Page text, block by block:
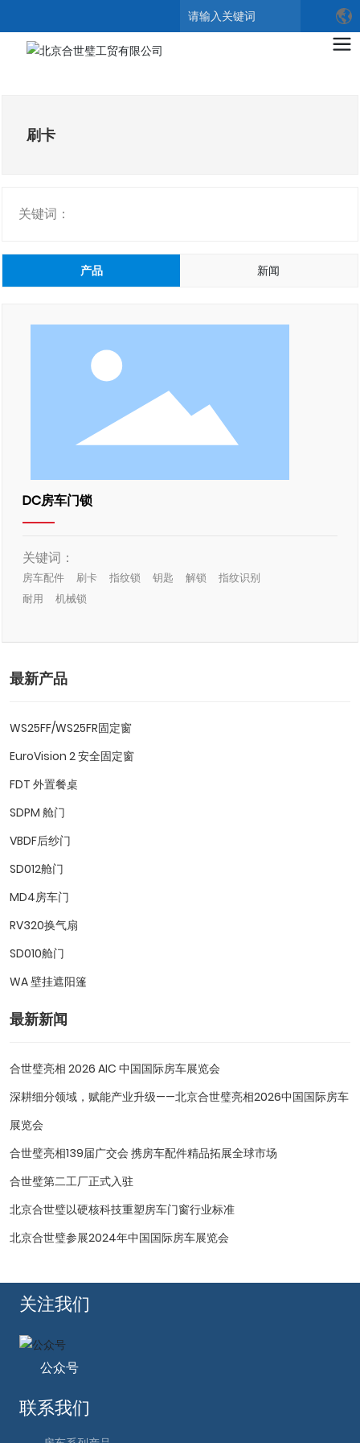
搜索
刷卡
关键词：
产品 新闻
DC房车门锁
关键词：
房车配件 刷卡 指纹锁 钥匙 解锁
指纹识别
耐用
机械锁
最新产品
WS25FF/WS25FR固定窗
EuroVision 2 安全固定窗
FDT 外置餐桌
SDPM 舱门
VBDF后纱门
SD012舱门
MD4房车门
RV320换气扇
SD010舱门
WA 壁挂遮阳篷
最新新闻
合世璧亮相 2026 AIC 中国国际房车展览会
深耕细分领域，赋能产业升级——北京合世璧亮相2026中国国际房车
展览会
合世璧亮相139届广交会 携房车配件精品拓展全球市场
合世璧第二工厂正式入驻
北京合世璧以硬核科技重塑房车门窗行业标准
北京合世璧参展2024年中国国际房车展览会
联系我们
关注我们
公众号